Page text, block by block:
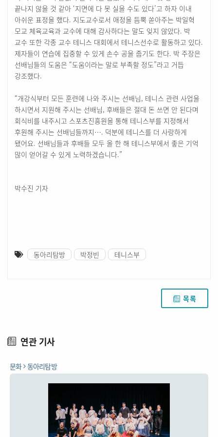
끝나지 않을 것 같아 ‘지면에 다 못 실을 수도 있다’고 하자 이내
아쉬운 표정을 했다. 지도교수로서 애정을 듬뿍 쏟아주는 박일혁
모교 체육교육과 교수에 대해 감사하다는 말도 잊지 않았다. 박
교수 또한 각종 교수 테니스 대회에서 테니스선수로 활동하고 있다.
제자들이 연습에 집중할 수 있게 손수 공을 줍기도 한다. 박 주장은
선배님들의 도움은 “도움이라는 말로 부족할 정도”라고 거듭
강조했다.
“개강식부터 모든 훈련에 나와 주시는 선배님, 테니스 관련 사업을
하시면서 지원해 주시는 선배님, 후배들은 절대 돈 쓰면 안 된다며
회식비를 내주시고 스포츠진흥원을 통해 테니스부를 지정해서
후원해 주시는 선배님들까지…. 덕분에 테니스를 더 사랑하게
됐어요. 선배님들과 후배들 모두 올 한 해 테니스부에서 좋은 기억
많이 얻어갈 수 있게 노력하겠습니다.”
박수진 기자
동아리탐방 박정빈 테니스부
목록
연관 기사
문화 동아리탐방